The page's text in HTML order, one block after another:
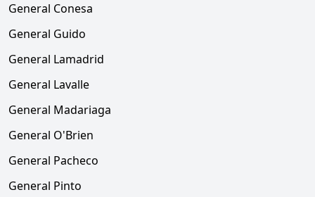
General Conesa
General Guido
General Lamadrid
General Lavalle
General Madariaga
General O'Brien
General Pacheco
General Pinto